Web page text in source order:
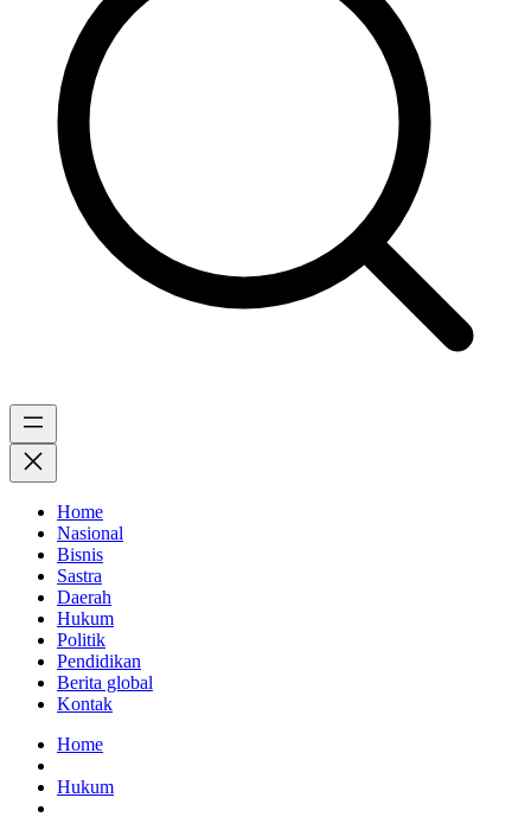
Home
Nasional
Bisnis
Sastra
Daerah
Hukum
Politik
Pendidikan
Berita global
Kontak
Home
Hukum